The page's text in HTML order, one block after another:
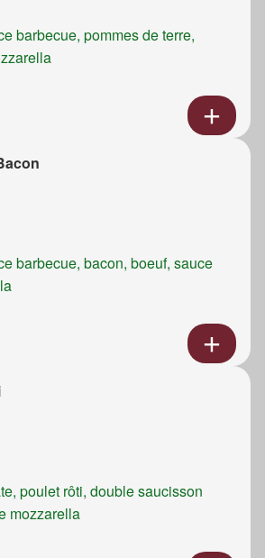
barbecue, pommes de terre,
barbecue, bacon, boeuf, sauce
poulet rôti, double saucisson
mozzarella